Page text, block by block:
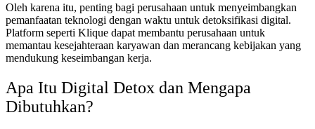
Oleh karena itu, penting bagi perusahaan untuk menyeimbangkan
pemanfaatan teknologi dengan waktu untuk detoksifikasi digital.
Platform seperti Klique dapat membantu perusahaan untuk
memantau kesejahteraan karyawan dan merancang kebijakan yang
mendukung keseimbangan kerja.
Apa Itu Digital Detox dan Mengapa
Dibutuhkan?